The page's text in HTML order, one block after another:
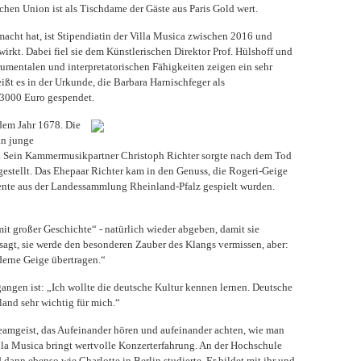
Union ist als Tischdame der Gäste aus Paris Gold wert.
hat, ist Stipendiatin der Villa Musica zwischen 2016 und
Dabei fiel sie dem Künstlerischen Direktor Prof. Hülshoff und
und interpretatorischen Fähigkeiten zeigen ein sehr
es in der Urkunde, die Barbara Harnischfeger als
Euro gespendet.
Jahr 1678. Die
junge
Kammermusikpartner Christoph Richter sorgte nach dem Tod
Das Ehepaar Richter kam in den Genuss, die Rogeri-Geige
aus der Landessammlung Rheinland-Pfalz gespielt wurden.
großer Geschichte“ - natürlich wieder abgeben, damit sie
sie werde den besonderen Zauber des Klangs vermissen, aber:
Geige übertragen.“
ist: „Ich wollte die deutsche Kultur kennen lernen. Deutsche
sehr wichtig für mich.“
das Aufeinander hören und aufeinander achten, wie man
Musica bringt wertvolle Konzerterfahrung. An der Hochschule